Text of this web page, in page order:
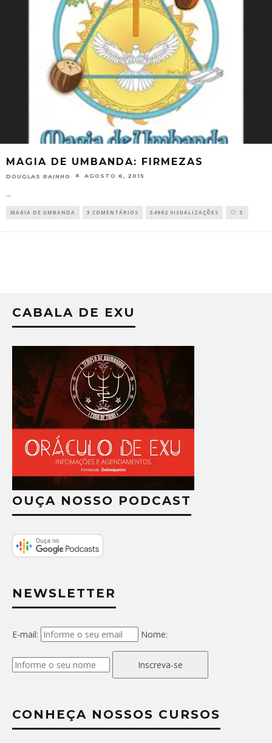
MAGIA DE UMBANDA: FIRMEZAS
DOUGLAS RAINHO AGOSTO 6, 2015
...
MAGIA DE UMBANDA 3 COMENTÁRIOS 54902 VISUALIZAÇÕES 5
CABALA DE EXU
OUÇA NOSSO PODCAST
NEWSLETTER
E-mail: Nome:
Inscreva-se
CONHEÇA NOSSOS CURSOS